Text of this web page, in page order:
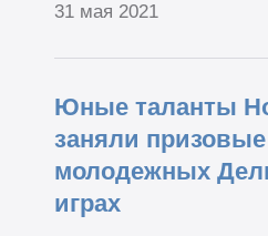
31 мая 2021
Юные таланты
заняли
молодежных
играх